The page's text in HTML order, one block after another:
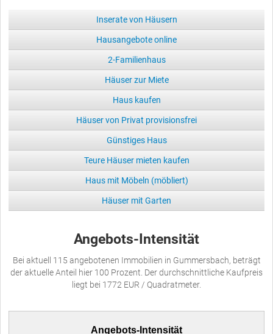
Inserate von Häusern
Hausangebote online
2-Familienhaus
Häuser zur Miete
Haus kaufen
Häuser von Privat provisionsfrei
Günstiges Haus
Teure Häuser mieten kaufen
Haus mit Möbeln (möbliert)
Häuser mit Garten
Angebots-Intensität
Bei aktuell 115 angebotenen Immobilien in Gummersbach, beträgt
der aktuelle Anteil hier 100 Prozent. Der durchschnittliche Kaufpreis
liegt bei 1772 EUR / Quadratmeter.
Angebots-Intensität